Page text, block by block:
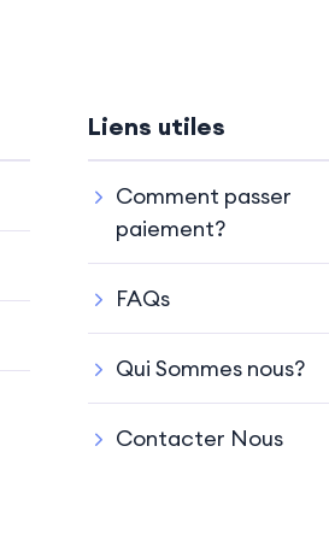
Liens utiles
Comment passer
paiement?
FAQs
Qui Sommes nous?
Contacter Nous